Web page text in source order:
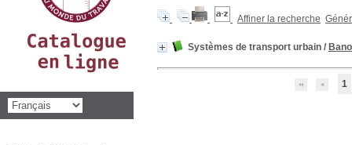
Affiner la recherche
Systèmes de transport urbain /
1